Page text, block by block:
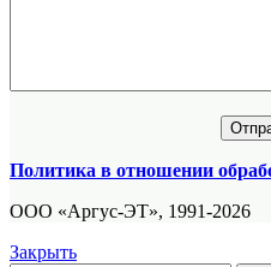
Политика в отношении
ООО «Аргус-ЭТ», 1991-2026
Закрыть